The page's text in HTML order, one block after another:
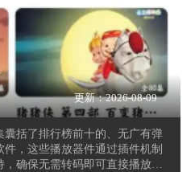
更新：2026-08-09
括了排行榜前十的、无广有弹
，这些播放器件通过插件机制
确保无需转码即可直接播放来